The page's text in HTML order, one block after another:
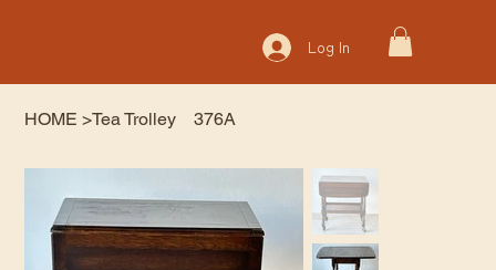
Log In
HOME >Tea Trolley 376A